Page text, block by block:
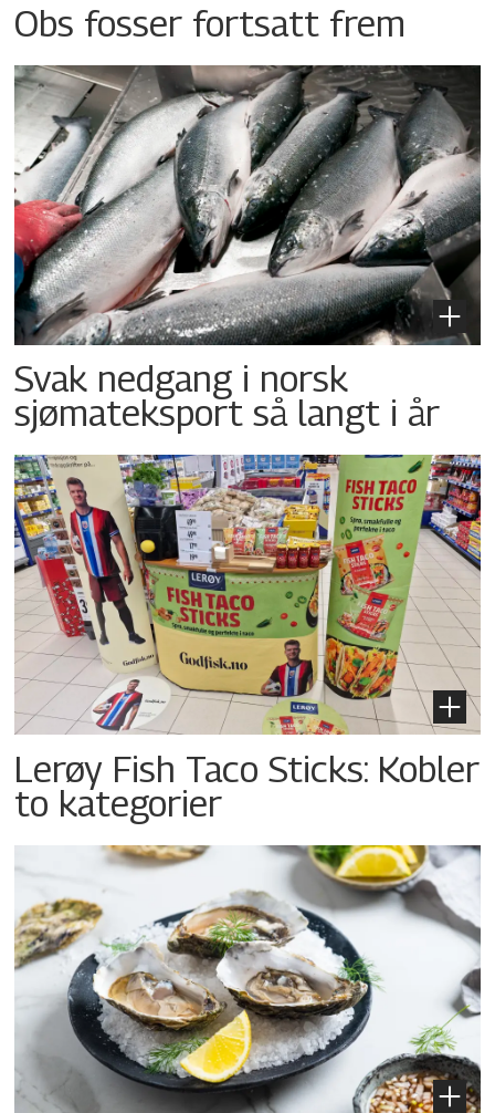
Obs fosser fortsatt frem
Svak nedgang i norsk
sjømateksport så langt i år
Lerøy Fish Taco Sticks: Kobler
to kategorier